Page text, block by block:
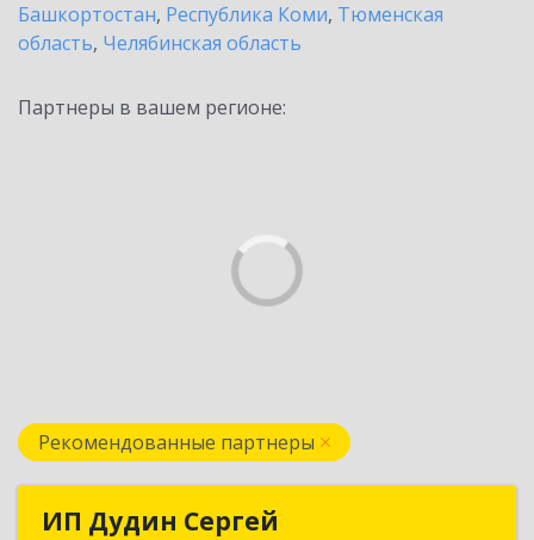
Башкортостан, Республика Коми, Тюменская
область, Челябинская область
Партнеры в вашем регионе:
Рекомендованные партнеры
ИП Дудин СергейИП Дудин Сергей